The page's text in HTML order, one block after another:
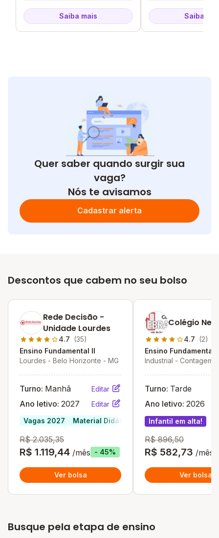
Saiba mais Saiba
Quer saber quando surgir sua
vaga?
Nós te avisamos
Cadastrar alerta
Descontos que cabem no seu bolso
Rede Decisão -
Unidade Lourdes
4.7 (35)
Ensino Fundamental II
Lourdes - Belo Horizonte - MG
Turno: Manhã Editar
Ano letivo: 2027
Editar
Vagas 2027
Material Didático Incluso Infantil em
R$ 2.035,35
R$ 1.119,44 /mês - 45%
Ver bolsa
Colégio
4.7 (2)
Ensino Fundamental
Industrial - Contagem -
Turno: Tarde
Ano letivo: 2026
Infantil em alta!
R$ 896,50
R$ 582,73 /mês
Ver bolsa
Busque pela etapa de ensino